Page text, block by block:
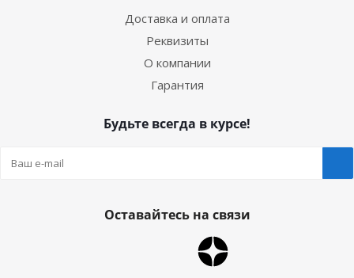
Доставка и оплата
Реквизиты
О компании
Гарантия
Будьте всегда в курсе!
Оставайтесь на связи